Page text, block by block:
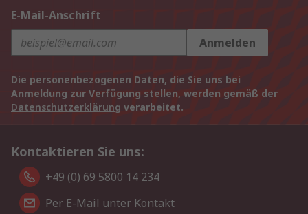
E-Mail-Anschrift
Anmelden
Die personenbezogenen Daten, die Sie uns bei
Anmeldung zur Verfügung stellen, werden gemäß der
Datenschutzerklärung verarbeitet.
Kontaktieren Sie uns:
+49 (0) 69 5800 14 234
Per E-Mail unter Kontakt